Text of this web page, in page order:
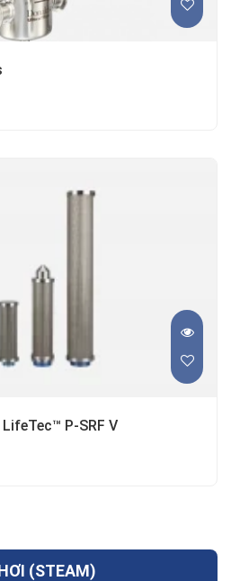
P-SRF V
(STEAM)